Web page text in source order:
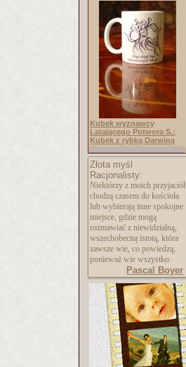
Kubek wyznawcy
Latającego Potwora S.:
Kubek z rybką Darwina
Złota myśl
Racjonalisty:
Niektórzy z moich przyjaciół
chodzą czasem do kościoła
lub wybierają inne spokojne
miejsce, gdzie mogą
rozmawiać z niewidzialną,
wszechobecną istotą, która
zawsze wie, co powiedzą,
ponieważ wie wszystko.
Pascal Boyer